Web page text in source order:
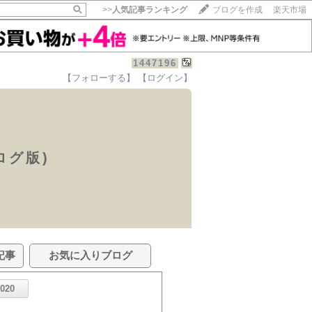
>>人気記事ランキング ブログを作成 楽天市場
1447196
【フォローする】 【ログイン】
グ版)
事 お気に入りブログ